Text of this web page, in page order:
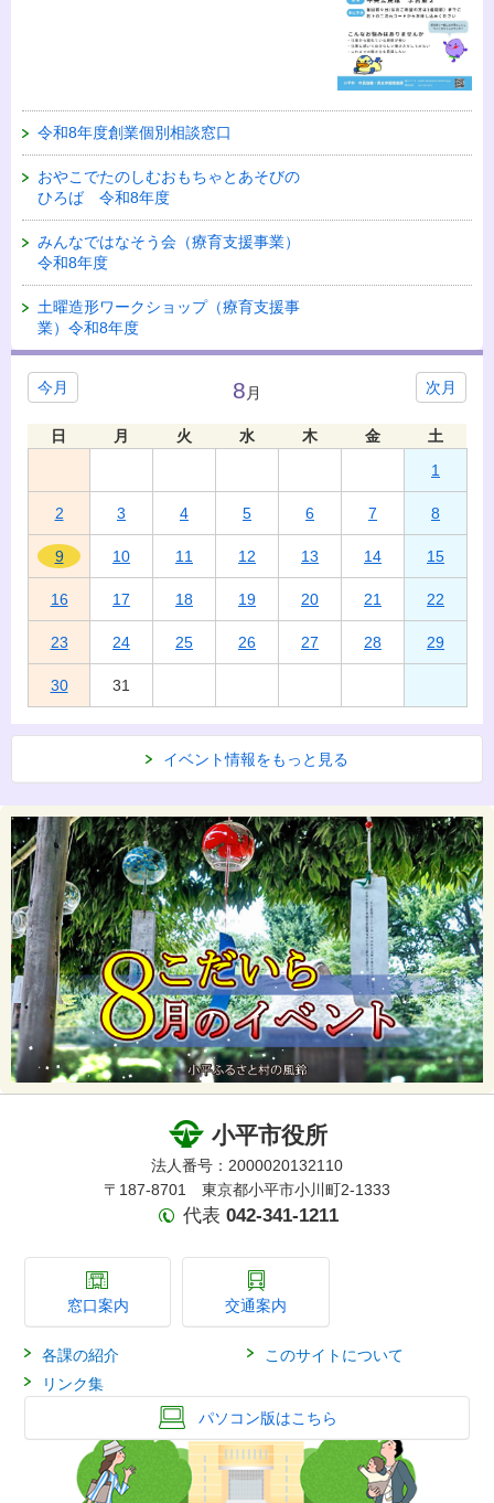
令和8年度創業個別相談窓口
おやこでたのしむおもちゃとあそびの
ひろば 令和8年度
みんなではなそう会（療育支援事業）
令和8年度
土曜造形ワークショップ（療育支援事
業）令和8年度
今月 次月
8 月
日 月 火 水 木 金
土
1
2 3 4 5 6 7 8
9 10 11 12 13 14 15
16 17 18 19 20 21 22
23 24 25 26 27 28 29
30 31
イベント情報をもっと見る
小平市役所
法人番号：2000020132110
〒187-8701 東京都小平市小川町2-1333
代表 042-341-1211
窓口案内 交通案内
各課の紹介
このサイトについて
リンク集
パソコン版はこちら